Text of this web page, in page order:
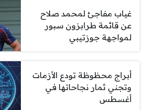
غياب مفاجئ لمحمد صلاح
عن قائمة طرابزون سبور
لمواجهة جوزتيبي
أبراج محظوظة تودع الأزمات
وتجني ثمار نجاحاتها في
أغسطس